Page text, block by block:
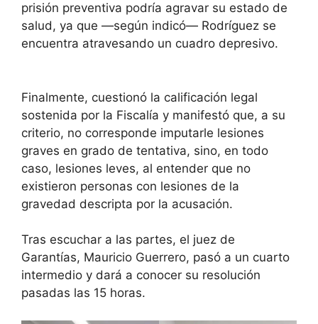
prisión preventiva podría agravar su estado de
salud, ya que —según indicó— Rodríguez se
encuentra atravesando un cuadro depresivo.
Finalmente, cuestionó la calificación legal
sostenida por la Fiscalía y manifestó que, a su
criterio, no corresponde imputarle lesiones
graves en grado de tentativa, sino, en todo
caso, lesiones leves, al entender que no
existieron personas con lesiones de la
gravedad descripta por la acusación.
Tras escuchar a las partes, el juez de
Garantías, Mauricio Guerrero, pasó a un cuarto
intermedio y dará a conocer su resolución
pasadas las 15 horas.